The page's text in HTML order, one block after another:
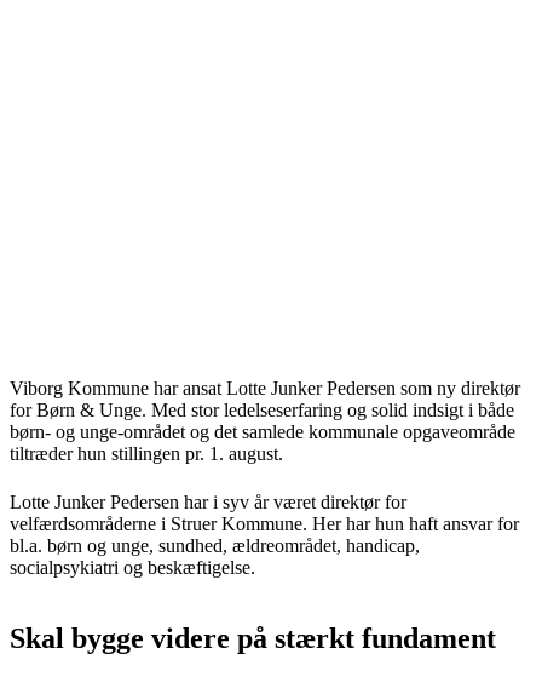
Viborg Kommune har ansat Lotte Junker Pedersen som ny direktør
for Børn & Unge. Med stor ledelseserfaring og solid indsigt i både
børn- og unge-området og det samlede kommunale opgaveområde
tiltræder hun stillingen pr. 1. august.
Lotte Junker Pedersen har i syv år været direktør for
velfærdsområderne i Struer Kommune. Her har hun haft ansvar for
bl.a. børn og unge, sundhed, ældreområdet, handicap,
socialpsykiatri og beskæftigelse.
Skal bygge videre på stærkt fundament